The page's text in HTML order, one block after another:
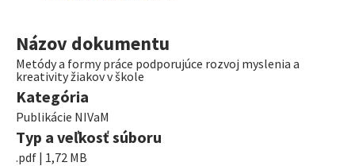
Názov dokumentu
Metódy a formy práce podporujúce rozvoj myslenia a
kreativity žiakov v škole
Kategória
Publikácie NIVaM
Typ a veľkosť súboru
.pdf | 1,72 MB